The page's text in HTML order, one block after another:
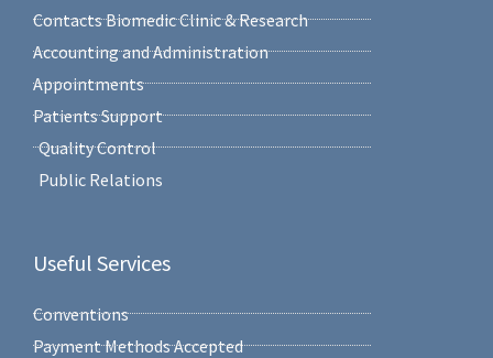
Contacts Biomedic Clinic & Research
Accounting and Administration
Appointments
Patients Support
Quality Control
Public Relations
Useful Services
Conventions
Payment Methods Accepted